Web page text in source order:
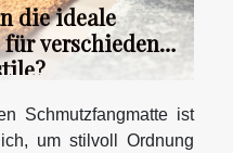
die ideale
verschiedene
Schmutzfangmatte ist
um stilvoll Ordnung